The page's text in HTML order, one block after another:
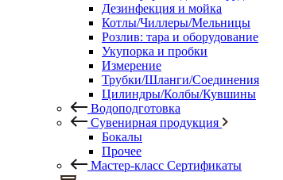
Дезинфекция и мойка
Котлы/Чиллеры/Мельницы
Розлив: тара и оборудование
Укупорка и пробки
Измерение
Трубки/Шланги/Соединения
Цилиндры/Колбы/Кувшины
Водоподготовка
Сувенирная продукция
Бокалы
Прочее
Мастер-класс Сертификаты